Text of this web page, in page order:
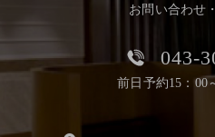
お問い合わせ
043-
前日予約15：00